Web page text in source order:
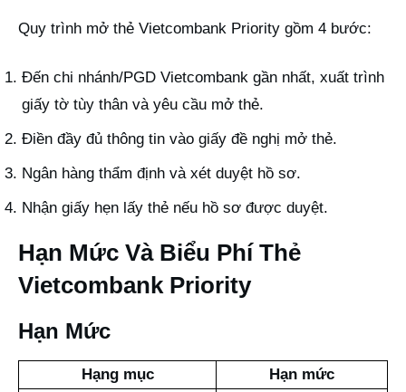
Quy trình mở thẻ Vietcombank Priority gồm 4 bước:
Đến chi nhánh/PGD Vietcombank gần nhất, xuất trình
giấy tờ tùy thân và yêu cầu mở thẻ.
Điền đầy đủ thông tin vào giấy đề nghị mở thẻ.
Ngân hàng thẩm định và xét duyệt hồ sơ.
Nhận giấy hẹn lấy thẻ nếu hồ sơ được duyệt.
Hạn Mức Và Biểu Phí Thẻ
Vietcombank Priority
Hạn Mức
Hạng mục
Hạn mức